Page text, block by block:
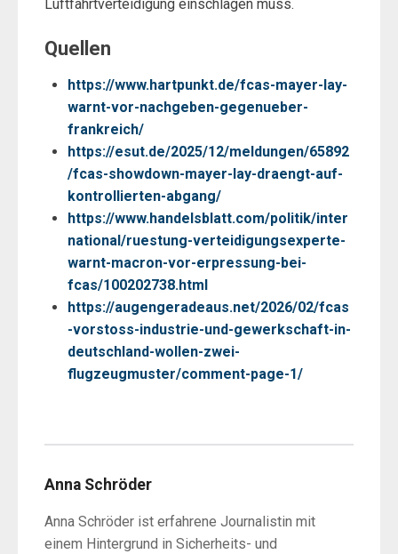
Luftfahrtverteidigung einschlagen muss.
Quellen
https://www.hartpunkt.de/fcas-mayer-lay-
warnt-vor-nachgeben-gegenueber-
frankreich/
https://esut.de/2025/12/meldungen/65892
/fcas-showdown-mayer-lay-draengt-auf-
kontrollierten-abgang/
https://www.handelsblatt.com/politik/inter
national/ruestung-verteidigungsexperte-
warnt-macron-vor-erpressung-bei-
fcas/100202738.html
https://augengeradeaus.net/2026/02/fcas
-vorstoss-industrie-und-gewerkschaft-in-
deutschland-wollen-zwei-
flugzeugmuster/comment-page-1/
Anna Schröder
Anna Schröder ist erfahrene Journalistin mit
einem Hintergrund in Sicherheits- und